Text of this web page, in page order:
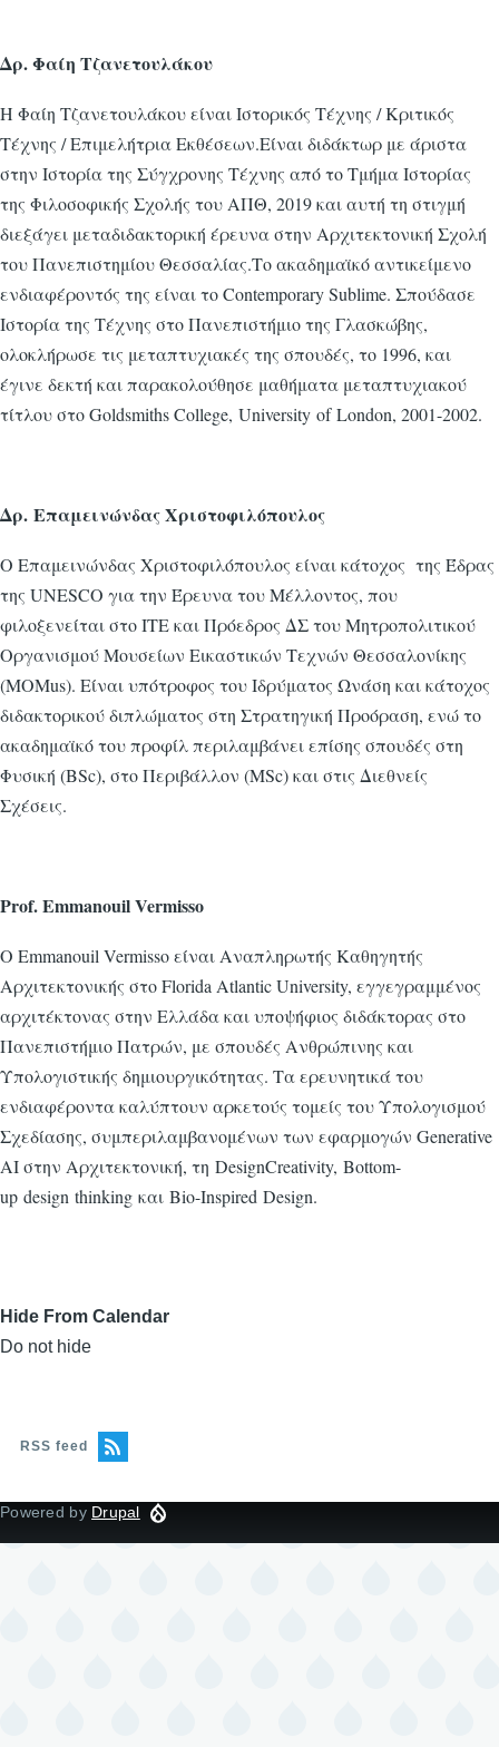
Δρ. Φαίη Τζανετουλάκου
Η Φαίη Τζανετουλάκου είναι Ιστορικός Τέχνης / Κριτικός
Τέχνης / Επιμελήτρια Εκθέσεων.Είναι διδάκτωρ με άριστα
στην Ιστορία της Σύγχρονης Τέχνης από το Τμήμα Ιστορίας
της Φιλοσοφικής Σχολής του ΑΠΘ, 2019 και αυτή τη στιγμή
διεξάγει μεταδιδακτορική έρευνα στην Αρχιτεκτονική Σχολή
του Πανεπιστημίου Θεσσαλίας.Το ακαδημαϊκό αντικείμενο
ενδιαφέροντός της είναι το Contemporary Sublime. Σπούδασε
Ιστορία της Τέχνης στο Πανεπιστήμιο της Γλασκώβης,
ολοκλήρωσε τις μεταπτυχιακές της σπουδές, το 1996, και
έγινε δεκτή και παρακολούθησε μαθήματα μεταπτυχιακού
τίτλου στο Goldsmiths College, University of London, 2001-2002.
Δρ. Επαμεινώνδας Χριστοφιλόπουλος
Ο Επαμεινώνδας Χριστοφιλόπουλος είναι κάτοχος της Έδρας
της UNESCO για την Έρευνα του Μέλλοντος, που
φιλοξενείται στο ΙΤΕ και Πρόεδρος ΔΣ του Μητροπολιτικού
Οργανισμού Μουσείων Εικαστικών Τεχνών Θεσσαλονίκης
(MOMus). Είναι υπότροφος του Ιδρύματος Ωνάση και κάτοχος
διδακτορικού διπλώματος στη Στρατηγική Προόραση, ενώ το
ακαδημαϊκό του προφίλ περιλαμβάνει επίσης σπουδές στη
Φυσική (BSc), στο Περιβάλλον (MSc) και στις Διεθνείς
Σχέσεις.
Prof. Emmanouil Vermisso
Ο Emmanouil Vermisso είναι Αναπληρωτής Καθηγητής
Αρχιτεκτονικής στο Florida Atlantic University, εγγεγραμμένος
αρχιτέκτονας στην Ελλάδα και υποψήφιος διδάκτορας στο
Πανεπιστήμιο Πατρών, με σπουδές Ανθρώπινης και
Υπολογιστικής δημιουργικότητας. Τα ερευνητικά του
ενδιαφέροντα καλύπτουν αρκετούς τομείς του Υπολογισμού
Σχεδίασης, συμπεριλαμβανομένων των εφαρμογών Generative
AI στην Αρχιτεκτονική, τη DesignCreativity, Bottom-
up design thinking και Bio-Inspired Design.
Hide From Calendar
Do not hide
RSS feed
Powered by Drupal